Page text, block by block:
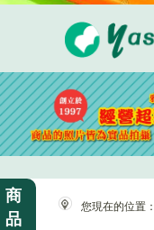
商
品
您現在的位置：